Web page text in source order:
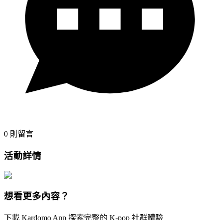
0 則留言
活動詳情
想看更多內容？
下載 Kardomo App 探索完整的 K-pop 社群體驗